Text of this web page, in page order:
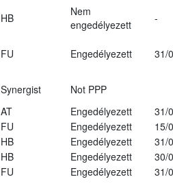
HB
Nem
engedélyezett
-
FU Engedélyezett 31/
Synergist
Not PPP
AT Engedélyezett
31/
FU Engedélyezett
15/
HB Engedélyezett
31/
HB Engedélyezett
30/
FU Engedélyezett
31/